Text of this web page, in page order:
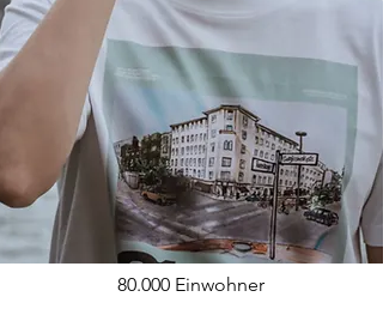
80.000 Einwohner